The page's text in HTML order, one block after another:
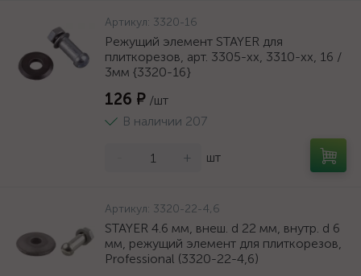
Артикул: 3320-16
Режущий элемент STAYER для
плиткорезов, арт. 3305-хх, 3310-хх, 16 /
3мм {3320-16}
126 ₽ /шт
В наличии 207
+ шт
Артикул: 3320-22-4,6
STAYER 4.6 мм, внеш. d 22 мм, внутр. d 6
мм, режущий элемент для плиткорезов,
Professional (3320-22-4,6)